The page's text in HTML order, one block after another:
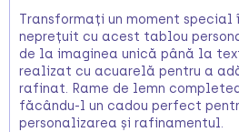
Transformați un moment special
neprețuit cu acest tablou
de la imaginea unică până la
realizat cu acuarelă pentru a
rafinat. Rame de lemn
făcându-l un cadou perfect
personalizarea și rafinamentul.